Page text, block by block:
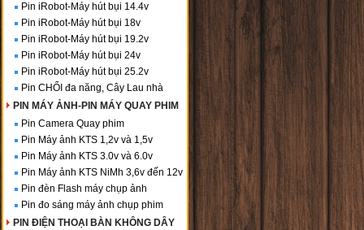
Pin iRobot-Máy hút bụi 14.4v
Pin iRobot-Máy hút bụi 18v
Pin iRobot-Máy hút bụi 19.2v
Pin iRobot-Máy hút bụi 24v
Pin iRobot-Máy hút bụi 25.2v
Pin CHỔI đa năng, Cây Lau nhà
PIN MÁY ẢNH-PIN MÁY QUAY PHIM
Pin Camera Quay phim
Pin Máy ảnh KTS 1,2v và 1,5v
Pin Máy ảnh KTS 3.0v và 6.0v
Pin Máy ảnh KTS NiMh 3,6v đến 12v
Pin đèn Flash máy chụp ảnh
Pin đo sáng máy ảnh chụp phim
PIN ĐIỆN THOẠI BÀN KHÔNG DÂY